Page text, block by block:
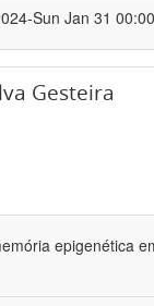
Sun Jan 31
Gesteira
epigenética